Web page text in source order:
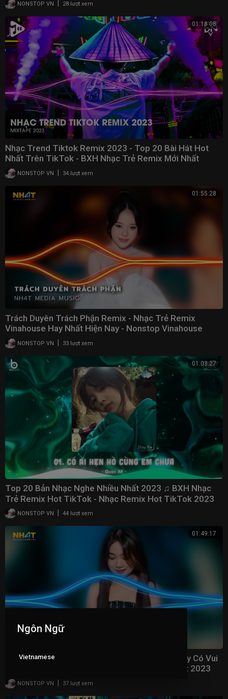
nhac tre vinahouse, nonstop 2020 bass cuc cang, nhac tre remix 2020
moi nhat, nhac tre remix hay nhat 2020, nonstop 2020 bass cực căng,
nonstop vinahouse việt mix, bd remix, nhạc tre remix 20192020 hay
nhat hien nay, remix 2020 hay nhat, remix 2020 hay nhất hiện nay, remix
2020 hay nhat hien nay, cuoc song xa nha remix, vinahouse cố giang
tình, nhac tre remix 2020 hay, cuộc sống xa nhà remix, nhac tre remix
2020 hay moi nhat hien nay, nhạc trẻ nonstop vinahouse,
NONSTOP VN | 28 lượt xem
01:18:08
Nhạc Trend Tiktok Remix 2023 - Top 20 Bài Hát Hot
Nhất Trên TikTok - BXH Nhạc Trẻ Remix Mới Nhất
NONSTOP VN 34 lượt xem
01:55:28
Trách Duyên Trách Phận Remix - Nhạc Trẻ Remix
Vinahouse Hay Nhất Hiện Nay - Nonstop Vinahouse
2023NONSTOP VN 33 lượt xem
01:03:27
Top 20 Bản Nhạc Nghe Nhiều Nhất 2023 ♫ BXH Nhạc
Trẻ Remix Hot TikTok - Nhạc Remix Hot TikTok 2023
NONSTOP VN 44 lượt xem
01:49:17
Danh Vọng Remix - Giờ Người Phương Xa Nơi Ấy Có Vui
Không Người Remix - Nhạc Trẻ Remix Hay Nhất 2023
NONSTOP VN 37 lượt xem
Ngôn Ngữ
Vietnamese